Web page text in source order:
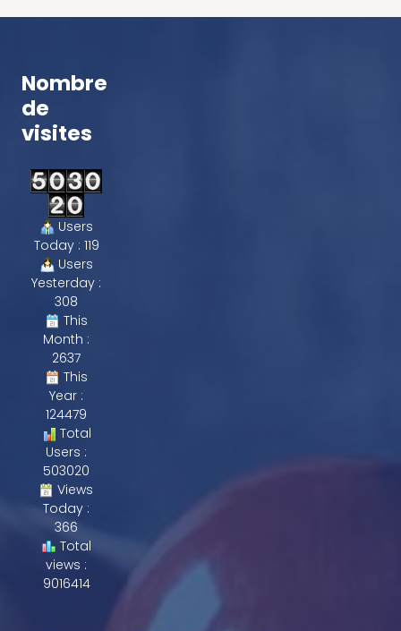
Nombre
de
visites
Users
Today : 119
Users
Yesterday :
308
This
Month :
2637
This
Year :
124479
Total
Users :
503020
Views
Today :
366
Total
views :
9016414